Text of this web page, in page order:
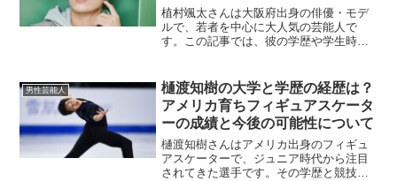
植村颯太さんは大阪府出身の俳優・モデ
ルで、若者を中心に大人気の芸能人で
す。この記事では、彼の学歴や学生時代
振り返りながら、彼の成長過程や現在の
活躍につながる背景を紐解き...
男性芸能人
樋渡知樹の大学と学歴の経歴は？
アメリカ育ちフィギュアスケータ
ーの成績と今後の可能性について
樋渡知樹さんはアメリカ出身のフィギュ
アスケーターで、ジュニア時代から注目
されてきた選手です。その学歴と競技キ